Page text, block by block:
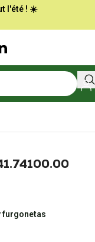
l'été ! ☀️
furgonetas